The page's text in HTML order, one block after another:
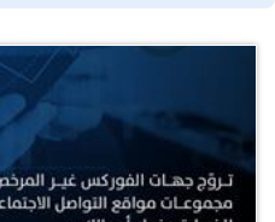
و
اجتماعات
جهود
و
برامج